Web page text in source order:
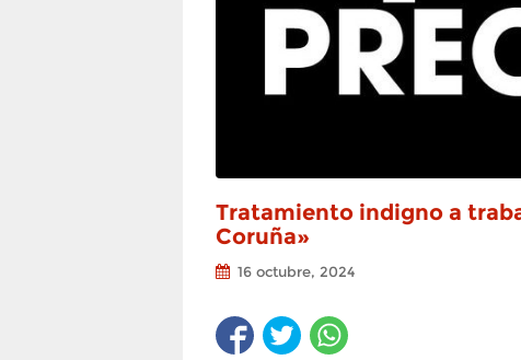
Tratamiento indigno a
Coruña»
16 octubre, 2024